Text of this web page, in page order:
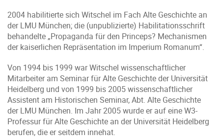
2004 habilitierte sich Witschel im Fach Alte Geschichte an
der LMU München; die (unpublizierte) Habilitationsschrift
behandelte „Propaganda für den Princeps? Mechanismen
der kaiserlichen Repräsentation im Imperium Romanum“.
Von 1994 bis 1999 war Witschel wissenschaftlicher
Mitarbeiter am Seminar für Alte Geschichte der Universität
Heidelberg und von 1999 bis 2005 wissenschaftlicher
Assistent am Historischen Seminar, Abt. Alte Geschichte
der LMU München. Im Jahr 2005 wurde er auf eine W3-
Professur für Alte Geschichte an der Universität Heidelberg
berufen, die er seitdem innehat.